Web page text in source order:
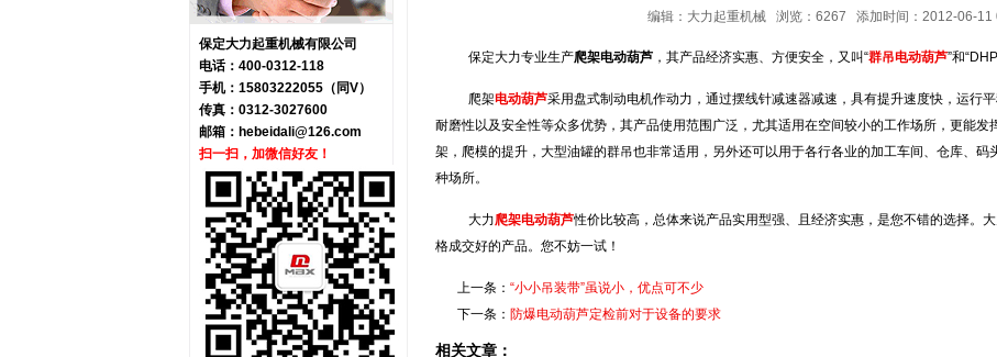
保定大力起重机械有限公司
电话：400-0312-118
手机：15803222055（同V）
传真：0312-3027600
邮箱： hebeidali@126.com
扫一扫，加微信好友！
编辑：大力起重机械 浏览：6267 添加时间：2012-06-11
保定大力专业生产爬架电动葫芦 ，其产品经济实惠、方便安全，又叫“群吊电动葫芦”和
爬架电动葫芦采用盘式制动电机作动力，通过摆线针减速器减速，具有提升速度快，运行
耐磨性以及安全性等众多优势，其产品使用范围广泛，尤其适用在空间较小的工作场所，更能
架，爬模的提升，大型油罐的群吊也非常适用，另外还可以用于各行各业的加工车间、仓库、
种场所。
大力爬架电动葫芦性价比较高，总体来说产品实用型强、且经济实惠，是您不错的选择。
格成交好的产品。您不妨一试！
上一条： “小小吊装带”虽说小，优点可不少
下一条： 防爆电动葫芦定检前对于设备的要求
相关文章：